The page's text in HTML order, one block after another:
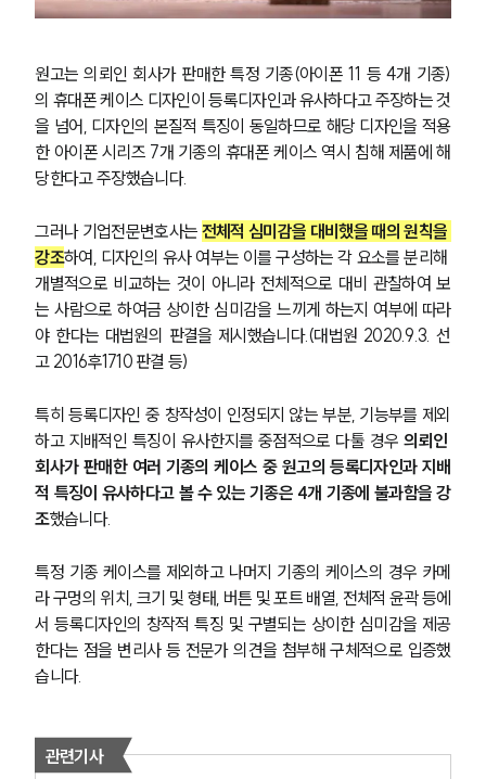
원고는 의뢰인 회사가 판매한 특정 기종(아이폰 11 등 4개 기종)
의 휴대폰 케이스 디자인이 등록디자인과 유사하다고 주장하는 것
을 넘어, 디자인의 본질적 특징이 동일하므로 해당 디자인을 적용
한 아이폰 시리즈 7개 기종의 휴대폰 케이스 역시 침해 제품에 해
당한다고 주장했습니다.
그러나 기업전문변호사는 전체적 심미감을 대비했을 때의 원칙을
강조하여, 디자인의 유사 여부는 이를 구성하는 각 요소를 분리해
개별적으로 비교하는 것이 아니라 전체적으로 대비 관찰하여 보
는 사람으로 하여금 상이한 심미감을 느끼게 하는지 여부에 따라
야 한다는 대법원의 판결을 제시했습니다.(대법원 2020.9.3. 선
고 2016후1710 판결 등)
특히 등록디자인 중 창작성이 인정되지 않는 부분, 기능부를 제외
하고 지배적인 특징이 유사한지를 중점적으로 다툴 경우 의뢰인
회사가 판매한 여러 기종의 케이스 중 원고의 등록디자인과 지배
적 특징이 유사하다고 볼 수 있는 기종은 4개 기종에 불과함을 강
조했습니다.
특정 기종 케이스를 제외하고 나머지 기종의 케이스의 경우 카메
라 구멍의 위치, 크기 및 형태, 버튼 및 포트 배열, 전체적 윤곽 등에
서 등록디자인의 창작적 특징 및 구별되는 상이한 심미감을 제공
한다는 점을 변리사 등 전문가 의견을 첨부해 구체적으로 입증했
습니다.
관련기사